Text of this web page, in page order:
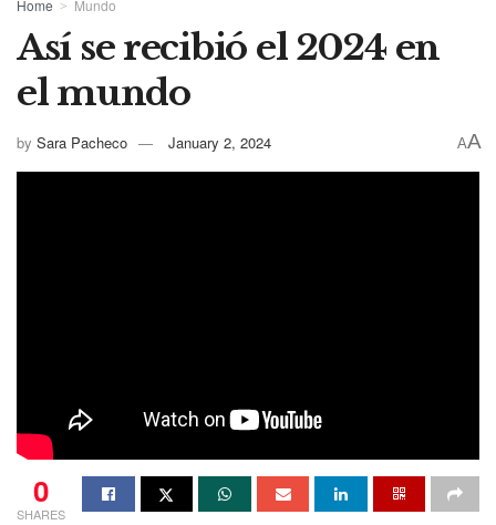
Home Mundo
Así se recibió el 2024 en
el mundo
by Sara Pacheco January 2, 2024 AA
0
SHARES